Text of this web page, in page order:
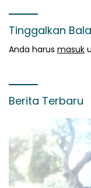
Tinggalkan
Anda harus masuk
Berita Terbaru